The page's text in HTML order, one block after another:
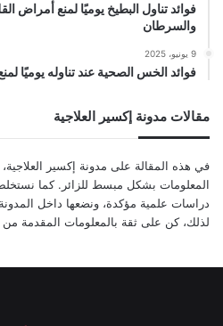
فوائد تناول البطيخ يوميًا لمنع أمراض
والسرطان
9 يونيو، 2025
فوائد الخس الصحية عند تناوله يوميًا
مقالات مدونة إكسير العلاجية
في هذه المقالة على مدونة إكسير
المعلومات بشكل مبسط للزائر. كما
دراسات علمية مؤكدة، ونضعها داخل
لذلك، كن على ثقة بالمعلومات المقدمة